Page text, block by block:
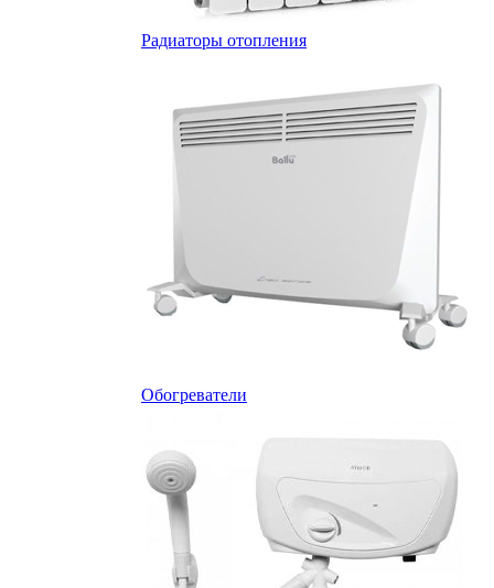
Радиаторы отопления
Обогреватели